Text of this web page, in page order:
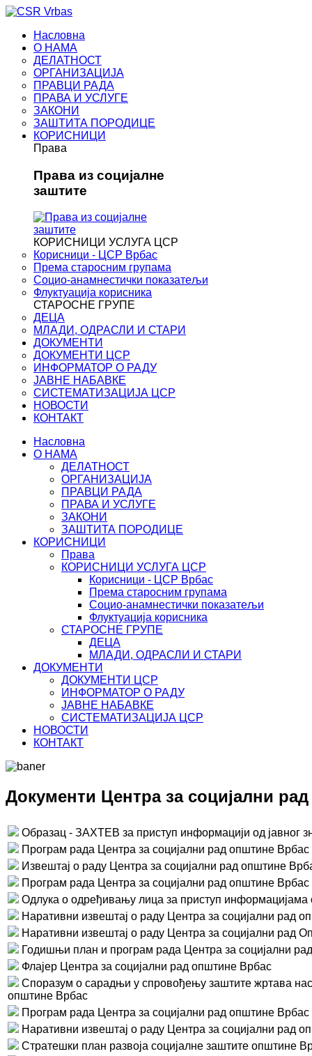
Насловна
О НАМА
ДЕЛАТНОСТ
ОРГАНИЗАЦИЈА
ПРАВЦИ РАДА
ПРАВА И УСЛУГЕ
ЗАКОНИ
ЗАШТИТА ПОРОДИЦЕ
КОРИСНИЦИ
Права
Права из социјалне
заштите
КОРИСНИЦИ УСЛУГА ЦСР
Корисници - ЦСР Врбас
Према старосним групама
Социо-анамнестички показатељи
Флуктуација корисника
СТАРОСНЕ ГРУПЕ
ДЕЦА
МЛАДИ, ОДРАСЛИ И СТАРИ
ДОКУМЕНТИ
ДОКУМЕНТИ ЦСР
ИНФОРМАТОР О РАДУ
ЈАВНЕ НАБАВКЕ
СИСТЕМАТИЗАЦИЈА ЦСР
НОВОСТИ
КОНТАКТ
Насловна
О НАМА
ДЕЛАТНОСТ
ОРГАНИЗАЦИЈА
ПРАВЦИ РАДА
ПРАВА И УСЛУГЕ
ЗАКОНИ
ЗАШТИТА ПОРОДИЦЕ
КОРИСНИЦИ
Права
КОРИСНИЦИ УСЛУГА ЦСР
Корисници - ЦСР Врбас
Према старосним групама
Социо-анамнестички показатељи
Флуктуација корисника
СТАРОСНЕ ГРУПЕ
ДЕЦА
МЛАДИ, ОДРАСЛИ И СТАРИ
ДОКУМЕНТИ
ДОКУМЕНТИ ЦСР
ИНФОРМАТОР О РАДУ
ЈАВНЕ НАБАВКЕ
СИСТЕМАТИЗАЦИЈА ЦСР
НОВОСТИ
КОНТАКТ
Документи Центра за социјални
Образац - ЗАХТЕВ за приступ информацији од јавног
Програм рада Центра за социјални рад општине Врбас
Извештај о раду Центра за социјални рад општине
Програм рада Центра за социјални рад општине Врбас
Одлука о одређивању лица за приступ информацијама
Наративни извештај о раду Центра за социјални рад
Наративни извештај о раду Центра за социјални рад
Годишњи план и програм рада Центра за социјални
Флајер Центра за социјални рад општине Врбас
Споразум о сарадњи у спровођењу заштите жртава
општине Врбас
Програм рада Центра за социјални рад општине Врбас
Наративни извештај о раду Центра за социјални рад
Стратешки план развоја социјалне заштите општине